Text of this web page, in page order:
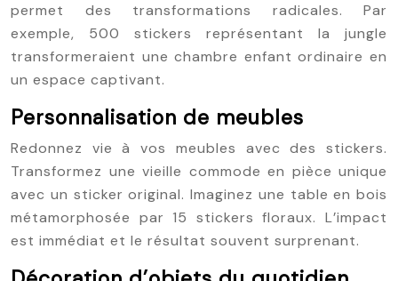
permet des transformations radicales. Par
exemple, 500 stickers représentant la jungle
transformeraient une chambre enfant ordinaire en
un espace captivant.
Personnalisation de meubles
Redonnez vie à vos meubles avec des stickers.
Transformez une vieille commode en pièce unique
avec un sticker original. Imaginez une table en bois
métamorphosée par 15 stickers floraux. L’impact
est immédiat et le résultat souvent surprenant.